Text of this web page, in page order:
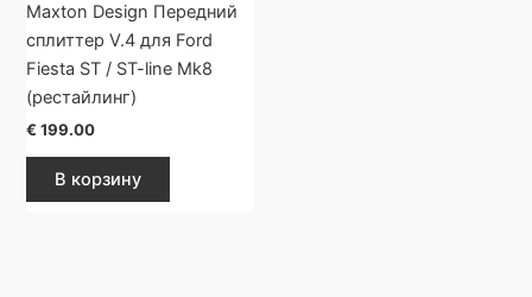
Maxton Design Передний
сплиттер V.4 для Ford
Fiesta ST / ST-line Mk8
(рестайлинг)
€ 199.00
В корзину